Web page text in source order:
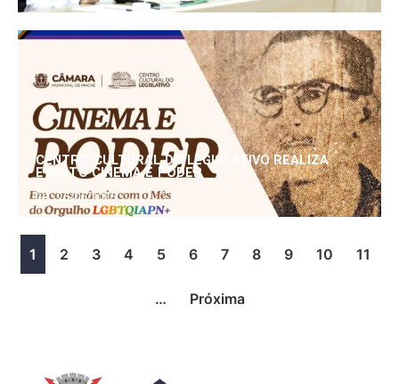
CENTRO CULTURAL DO LEGISLATIVO REALIZA
EVENTO CINEMA E PODER
25/06/2026
1 2 3 4 5 6 7 8 9 10 11
… Próxima